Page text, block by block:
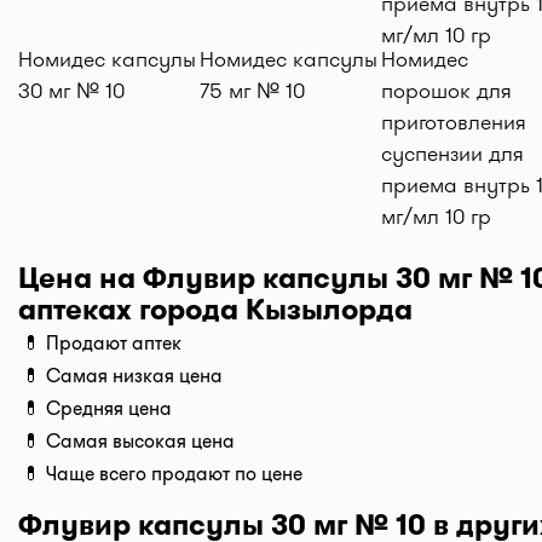
доставки лекарств на данный момент от 1500 тг. до
(стоимость зависит от времени суток и расстояния
аптекой и адресом доставки).
Наш сервис позволяет оплатить бронь лекарств и
самому в удобное время! При оформлении заказа,
"Забрать в аптеке", мы забронируем ваш заказ и
только после подверждения наличия от аптеки.
Актуальность цен
Данные на сайте обновляются постоянно. На
мы выводим, когда была обновлена цена - 2ч
мин. назад, 5 мин. назад, и т.д.
Не нашли нужное лекарство? Каждый день на сайт
добавляем новые аптеки или точки аптечных
Номидес капсулы
30 мг № 10
Номидес капсулы
75 мг № 10
Номидес
порошок для
приготовления
суспензии для
приема внутрь
мг/мл 10 гр
Цена на Флувир капсулы 30 мг №
аптеках города Кызылорда
💊 Продают аптек
💊 Самая низкая цена
💊 Средняя цена
💊 Самая высокая цена
💊 Чаще всего продают по цене
Флувир капсулы 30 мг № 10 в